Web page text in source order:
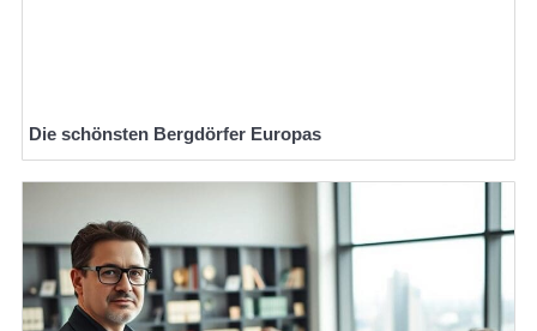
Die schönsten Bergdörfer Europas